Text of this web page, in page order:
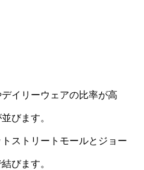
イリーウェアの比率が高
びます。
ストリートモールとジョー
びます。